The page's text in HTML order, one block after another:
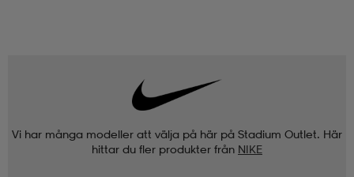
Vi har många modeller att välja på här på Stadium Outlet. Här
hittar du fler produkter från NIKE